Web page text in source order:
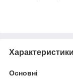
Характеристики
Основні